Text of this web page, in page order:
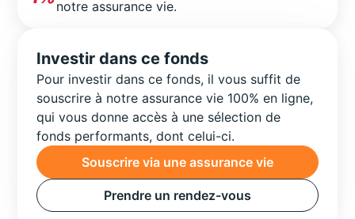
notre assurance vie.
Investir dans ce fonds
Pour investir dans ce fonds, il vous suffit de
souscrire à notre assurance vie 100% en ligne,
qui vous donne accès à une sélection de
fonds performants, dont celui-ci.
Souscrire via une assurance vie
Prendre un rendez-vous